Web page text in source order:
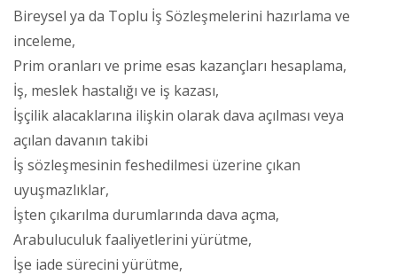
Bireysel ya da Toplu İş Sözleşmelerini hazırlama ve
inceleme,
Prim oranları ve prime esas kazançları hesaplama,
İş, meslek hastalığı ve iş kazası,
İşçilik alacaklarına ilişkin olarak dava açılması veya
açılan davanın takibi
İş sözleşmesinin feshedilmesi üzerine çıkan
uyuşmazlıklar,
İşten çıkarılma durumlarında dava açma,
Arabuluculuk faaliyetlerini yürütme,
İşe iade sürecini yürütme,